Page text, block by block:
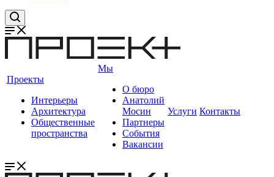
Проекты
Интерьеры
Архитектура
Общественные
пространства
Мы
О бюро
Анатолий
Мосин
Партнеры
События
Вакансии
Услуги Контакты